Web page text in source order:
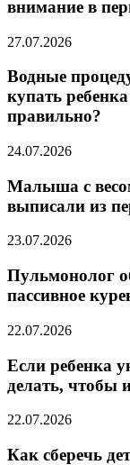
внимание в
27.07.2026
Водные
купать
правильно?
24.07.2026
Малыша с
выписали из
23.07.2026
Пульмонолог
пассивное
22.07.2026
Если ребенка
делать, чтобы
22.07.2026
Как сберечь